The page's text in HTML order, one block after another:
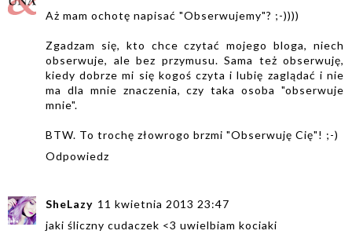
Aż mam ochotę napisać "Obserwujemy"? ;-))))
Zgadzam się, kto chce czytać mojego bloga, niech
obserwuje, ale bez przymusu. Sama też obserwuję,
kiedy dobrze mi się kogoś czyta i lubię zaglądać i nie
ma dla mnie znaczenia, czy taka osoba "obserwuje
mnie".
BTW. To trochę złowrogo brzmi "Obserwuję Cię"! ;-)
Odpowiedz
SheLazy 11 kwietnia 2013 23:47
jaki śliczny cudaczek <3 uwielbiam kociaki